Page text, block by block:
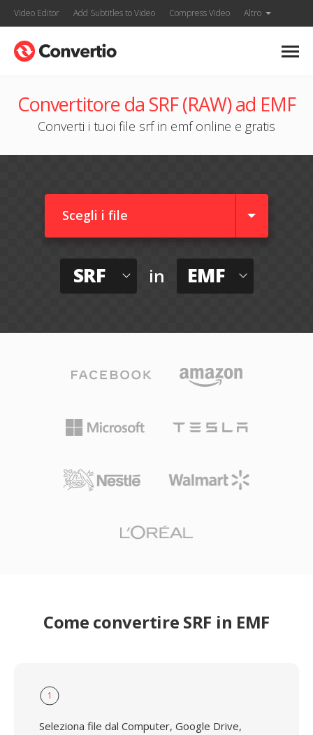
Video Editor Add Subtitles to Video Compress Video Altro
Convertitore da SRF (RAW) ad EMF
Converti i tuoi file srf in emf online e gratis
Scegli i file
SRF in EMF
Come convertire SRF in EMF
1
Seleziona file dal Computer, Google Drive,